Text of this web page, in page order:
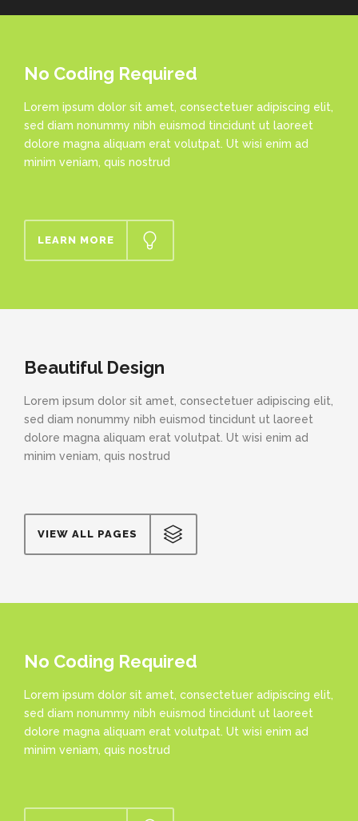
No Coding Required
Lorem ipsum dolor sit amet, consectetuer adipiscing elit,
sed diam nonummy nibh euismod tincidunt ut laoreet
dolore magna aliquam erat volutpat. Ut wisi enim ad
minim veniam, quis nostrud
LEARN MORE
Beautiful Design
Lorem ipsum dolor sit amet, consectetuer adipiscing elit,
sed diam nonummy nibh euismod tincidunt ut laoreet
dolore magna aliquam erat volutpat. Ut wisi enim ad
minim veniam, quis nostrud
VIEW ALL PAGES
No Coding Required
Lorem ipsum dolor sit amet, consectetuer adipiscing elit,
sed diam nonummy nibh euismod tincidunt ut laoreet
dolore magna aliquam erat volutpat. Ut wisi enim ad
minim veniam, quis nostrud